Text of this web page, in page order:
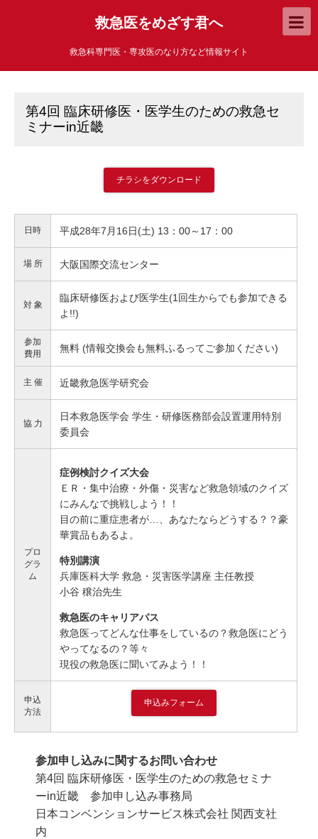
救急医をめざす君へ
救急科専門医・専攻医のなり方など情報サイト
第4回 臨床研修医・医学生のための救急セ
ミナーin近畿
チラシをダウンロード
日時 平成28年7月16日(土) 13：00～17：00
場 所 大阪国際交流センター
対 象
臨床研修医および医学生(1回生からでも参加できる
よ!!)
参加
費用
無料 (情報交換会も無料ふるってご参加ください)
主 催 近畿救急医学研究会
協 力
日本救急医学会 学生・研修医務部会設置運用特別
委員会
プロ
グラ
ム
症例検討クイズ大会
ＥＲ・集中治療・外傷・災害など救急領域のクイズ
にみんなで挑戦しよう！！
目の前に重症患者が…、あなたならどうする？？豪
華賞品もあるよ。
特別講演
兵庫医科大学 救急・災害医学講座 主任教授
小谷 穣治先生
救急医のキャリアパス
救急医ってどんな仕事をしているの？救急医にどう
やってなるの？等々
現役の救急医に聞いてみよう！！
申込
方法
申込みフォーム
参加申し込みに関するお問い合わせ
第4回 臨床研修医・医学生のための救急セミナ
ーin近畿 参加申し込み事務局
日本コンベンションサービス株式会社 関西支社
内